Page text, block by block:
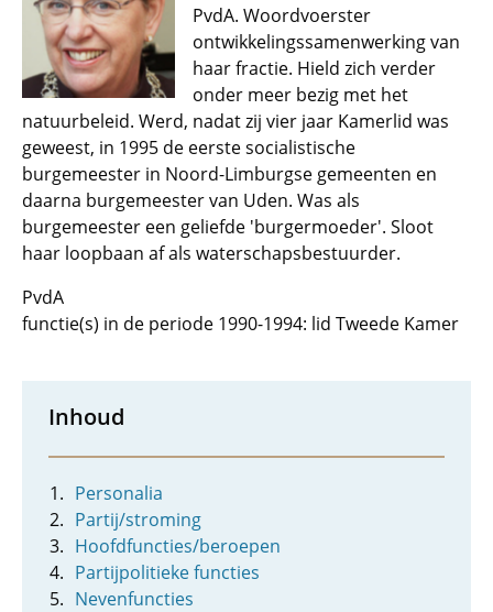
PvdA. Woordvoerster
ontwikkelingssamenwerking van
haar fractie. Hield zich verder
onder meer bezig met het
natuurbeleid. Werd, nadat zij vier jaar Kamerlid was
geweest, in 1995 de eerste socialistische
burgemeester in Noord-Limburgse gemeenten en
daarna burgemeester van Uden. Was als
burgemeester een geliefde 'burgermoeder'. Sloot
haar loopbaan af als waterschapsbestuurder.
PvdA
functie(s) in de periode 1990-1994: lid Tweede Kamer
Inhoud
Personalia
Partij/stroming
Hoofdfuncties/beroepen
Partijpolitieke functies
Nevenfuncties